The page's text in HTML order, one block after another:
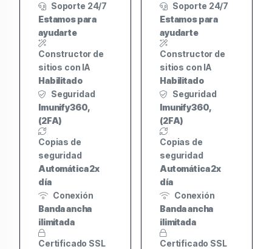
Soporte 24/7
Estamos para
ayudarte
Constructor de
sitios con IA
Habilitado
Seguridad
Imunify360,
(2FA)
Copias de
seguridad
Automática 2x
día
Conexión
Banda ancha
ilimitada
Certificado SSL
Soporte 24/7
Estamos para
ayudarte
Constructor de
sitios con IA
Habilitado
Seguridad
Imunify360,
(2FA)
Copias de
seguridad
Automática 2x
día
Conexión
Banda ancha
ilimitada
Certificado SSL